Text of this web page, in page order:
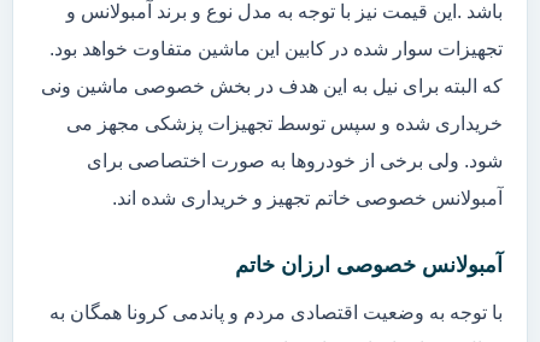
باشد .این قیمت نیز با توجه به مدل نوع و برند آمبولانس و
تجهیزات سوار شده در کابین این ماشین متفاوت خواهد بود.
که البته برای نیل به این هدف در بخش خصوصی ماشین ونی
خریداری شده و سپس توسط تجهیزات پزشکی مجهز می
شود. ولی برخی از خودروها به صورت اختصاصی برای
آمبولانس خصوصی خاتم تجهیز و خریداری شده اند.
آمبولانس خصوصی ارزان خاتم
با توجه به وضعیت اقتصادی مردم و پاندمی کرونا همگان به